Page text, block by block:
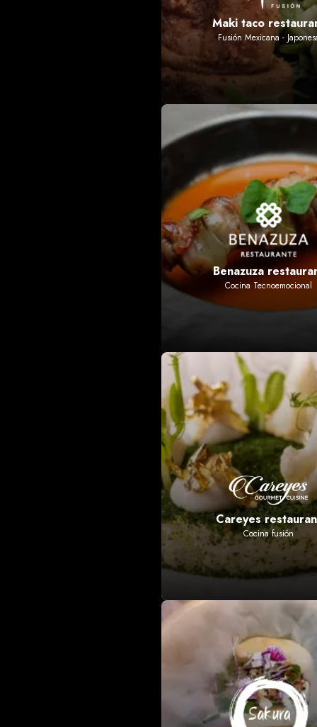
Maki taco
Fusión Mexicana -
Benazuza
Cocina Tecnoemocional
Careyes
Cocina fusión